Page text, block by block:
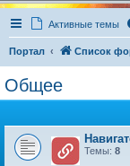
Активные темы
Портал Список
Общее
Темы: 8